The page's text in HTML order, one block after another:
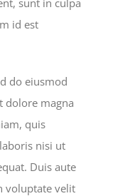
sunt in culpa
id est
do eiusmod
dolore magna
quis
nisi ut
Duis aute
voluptate velit